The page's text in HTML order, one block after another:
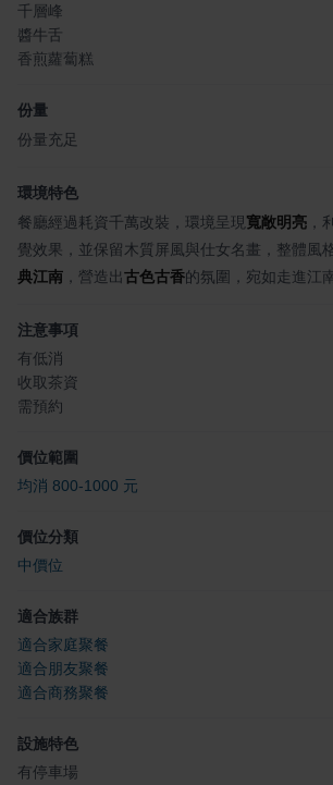
千層峰
醬牛舌
香煎蘿蔔糕
份量
份量充足
環境特色
餐廳經過耗資千萬改裝，環境呈現寬敞明亮 ，
覺效果，並保留木質屏風與仕女名畫，整體風
典江南 ，營造出古色古香的氛圍，宛如走進江
注意事項
有低消
收取茶資
需預約
價位範圍
均消 800-1000 元
價位分類
中價位
適合族群
適合家庭聚餐
適合朋友聚餐
適合商務聚餐
設施特色
有停車場